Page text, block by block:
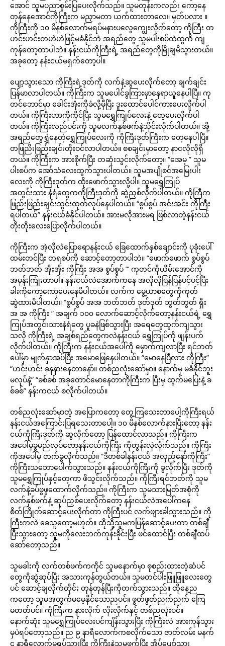
အောင် သူမပညာစွမ်းပြပေးလိုက်သည်။ သူမတုန်းကလည်း ကော့နေ
တုန်နေအောင်ကိုကြီးက မညှာမတာ ယက်ထားတာလေ။ မှတ်ပလား ။
ကိုကြီးကို ၁၀ မိနစ်လောက်မရပ်မနားပလွေကျွေးလိုက်တော့ ကိုကြီး တ
ဟင်းဟင်းတဟဲဟဲဖြင့်မခံနိုင်ဘဲ အရည်တွေ သူမပါးစပ်ထဲထွကိ ကျ
ကုန်တော့တာပါဘဲ။ နန်းငယ်ကိုကြီးရဲ့ အရည်တွေကိုမြိုချမိသွားတယ်။
အခုတော့ နန်းငယ်မရှက်တော့ပါ။
ပျော့သွားသော ကိုကြီးရဲ့ဒုတ်ကို လက်နဲ့ဆွပေးလိုက်တော့ ချက်ချင်း
ပြန်မာလာပါတယ်။ ကိုကြီးက သူမပေါင်ခွကြားမှာနေရာယူနေပါပြီ။ ကု
တင်ဘောင်မှာ ခေါင်းအုံးကိုခံလို့မှီပြီး ဒူးထောင်ပေါင်ကားပေးလိူက်ပါ
တယ်။ ကိုကြီးဟာကိုကိုင်ပြီး သူမရွှေကြုပ်လေးနဲ့ တေ့ပေးလိုက်ပါ
တယ်။ ကိုကြီးလည်ပင်းကို သူမလက်နှစ်ဖက်နဲ့သိုင်းလိုက်ပါတယ်။ အို့
အရည်တွေရွှဲနေတဲ့ရွှေကြုပ်လေးကို ကိုကြီးဒုတ်ကြီးက တေ့နေပါပြီ။
တဖြညိးဖြည်းချင်းတိုးဝင်လာပါတယ်။ စစချင်းမှာတော့ နာငလိုလိုရှိ
တယ်။ ကိုကြီးက အားစိုက်ပြီး တဆုံးသွင်းလိုက်တော့။ “အေမ့ ” သူမ
ပါးစပ်က အော်သံလေးထွက်သွားပါတယ်။ သူမအပျိုစင်အမြေးပါး
လေးကို ကိုကြီးဒုတ်က ထိုးဖောက်သွားလို့ပါ။ သူမရွှေကြုပ်
အတွင်းသား နံရံတွေကကိုကြီးဒုတ်ကို ဆွဲညှစ်လိုက်ပါတယ်။ ကိုကြီက
ဖြည်းဖြည်းချင်းသွင်းထုတ်လုပ်နေပါတယ်။ “စွပ်စွပ် အင်းအင်း ကိုကြီး
ရပါတယ်” နန်းငယ်ခံနိုင်ပါတယ်။ အားမလိုအားမရ ဖြစ်လာတဲ့နန်းငယ်
တိုးတိုးလေးပြောလိုက်ပါတယ်။
ကိုကြီးက အဲ့လိုလဲပြောရောနန်းငယ် ခြေထောက်နှစ်ချောင်းကို ပုခုံးပေါ်
ထမ်းတင်ပြီး တရစပ်ကို ဆောင့်တော့တာပါဘဲ။ “ဖောက်ဖောက် စွပ်စွပ်
ဘတ်ဘတ် အိုးအိုး ကိုကြီး အအ စွပ်စွပ် ”’ ကုတင်ကိုယိမ်းအောင်ကို
အမုန်းကြုံးတာပါ။ နန်းငယ်လဲအောက်ကနေ အလိုလိုပြန်ပြန်ပင့်ပင့်ပြီး
ခါးကိုကော့ကော့ပေးနေမိပါတယ်။ လက်က မွေ့ယာစတွေကိုကုတ်
ဆွဲထားမိပါတယ်။ “စွပ်စွပ် အအ ဘတ်ဘတ် ဒုတ်ဒုတ် ဘွတ်ဘွတ် ရှီး
အ အ ကိုကြီး ” အချက် ၁၀၀ လောက်ဆောင့်လိုက်တော့နန်းငယ်ရဲ့ ရွှေ
ကြုပ်အတွင်းသားနံရံတွေ ပူခနဲဖြစ်သွားပြီး အရေတွေထွက်ကျသွား
သလို ကိုကြီးရဲ့ အချစ်ရည်တွေကလဲနန်းငယ် ရွှေကြုပ်ကို ဖျန်းပက်
လိုက်ပါတယ်။ ကိုကြီးက နန်းငယ်အပေါ်ကို မှောက်ကျလာပြီး ရင်ဘတ်
ပေါ်မှာ မျက်နှာအပ်ပြီး အမောဖြေနေပါတယ်။ “မောနေပြီလား ကိုကြီး”
“ဟင်းဟင်း ခနနားနေတာနော်။ တစ်ညလုံးဆော်မှာ။ နောက်မှ မခံနိုင်ဘူး
မလုပ်နဲ့” “ခစ်ခစ် အခုတောင်မောနေတာကိုကြီးက ပြီးမှ ထွက်မပြေးနဲ့ ခ
စ်ခစ်” နန်းကငယ် စလိုက်ပါတယ်။
တစ်ညလုံးဆော်မှာတဲ့ အပြောကတော့ တွေ့ကြသေးတာပေါ့ကိုကြီးရယ်
နန်းငယ်အကြောင်းပြရသေးတာပေါ့။ ၁၀ မိနစ်လောက်နားပြီးတော့ နန်း
ငယ်ကိုကြီးဒုတ်ကို ဆွလိုက်တော့ ပြန်ထောင်လာသည်။ ကိုကြီးက
အပေါ်မှခွမည်လုပ်တော့နန်းငယ်ကိုကြီး ကိုတွန်းလှဲလိုက်သည်။ ကိုကြီး
ကိုအပေါ်မှ တက်ခွလိုက်သည်။ “ဒီတစ်ခါနန်းငယ် အလှည့်နော်ကိုကြီး”
ကိုကြီးသဘောပေါက်သွားသည်။ နန်းငယ်ကိုကြီးကို ခွလိုက်ပြီး ဒုတ်ကို
သူမရွှေကြုပ်နှင့်တေ့ကာ ဖိသွင်းလိုက်သည်။ ကိုကြီးရင်ဘတ်ကို သူမ
လက်နဲ့ခပ်ဖွဖွထောက်လိုက်သည်။ ကိုကြီးက သူမသားမြတ်အစုံကို
လက်နှစ်ဖက်နဲ့ ဆုပ်ညှစ်ပေးလိုက်တော့ နန်းငယ်လဲအပေါ်ကနေ
စိတ်ကြိုက်ဆောင့်ပေးလိုက်တာ ကိုကြီးပင် လက်ဖျားခါသွားသည်။ ကို
ကြီးကလဲ ခေသူတော့မဟုတ်။ ထိုသို့သူမကပြန်ဆောင့်ပေးတာ တစ်ချီ
ပြီးသွားတော့ သူမကိုလေးဘက်ကုန်းခိုင်းပြီး ဖင်ထောင်ပြီး တစ်ချီထပ်
ဆော်တော့သည်။
သူမခါးကို လက်တစ်ဖက်ကကိုင် သူမနောက်မှာ စုစည်းထားတဲ့ဆံပင်
တွေကိုဆွဲဆုပ်ပြီး အသားကုန်တွယ်တယ်။ သူမတင်ပါးဖြူဖြူလေးတွေ
ပင် ဆောင့်ချလိုက်တိုင်း တုန်တုန်ပြီးကိုတက်သွားသည်။ ထိုနေ့ည
ကတော့ သူမအတွက်မမေ့နိုင်သောညပင်။ ဖွတ်ဖွတ်ညက်ညက် ကြေ
မတတ်ပင်။ ကိုကြီးက နားလိုက် လိုးလိုက်နှင့် တစ်ညလုံးပင်။
နောက်ဆုံး သူမရွှေကြုပ်လေးပင်ကျိန်းသွားပြီး ကိုကြီးလဲ အားကုန်သွား
မှပဲရပ်တော့သည်။ ည ၉ နာရီလောက်ကစလိုက်သော ဇာတ်လမ်း မနက်
၄ နာရီလောက်မှရပ်သွားပြီး ကိုကြီးနဲ့သူမဖက်ပြီး အိပ်ပျော်သွား